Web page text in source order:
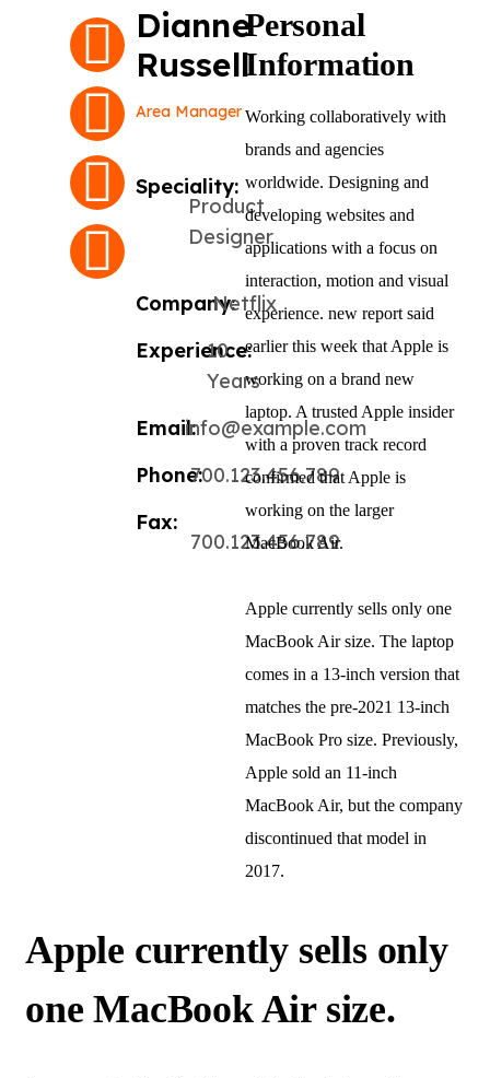
Dianne
Russell
Area Manager
Speciality:
Product
Designer
Company:Netflix
Experience:
10
Years
Email:info@example.com
Phone:700.123.456.789
Fax:
700.123.456.789
Personal
Information
Working collaboratively with
brands and agencies
worldwide. Designing and
developing websites and
applications with a focus on
interaction, motion and visual
experience. new report said
earlier this week that Apple is
working on a brand new
laptop. A trusted Apple insider
with a proven track record
confirmed that Apple is
working on the larger
MacBook Air.
Apple currently sells only one
MacBook Air size. The laptop
comes in a 13-inch version that
matches the pre-2021 13-inch
MacBook Pro size. Previously,
Apple sold an 11-inch
MacBook Air, but the company
discontinued that model in
2017.
Apple currently sells only
one MacBook Air size.